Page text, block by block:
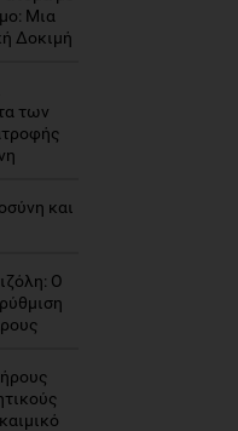
Μια
Δοκιμή
των
και
Ο